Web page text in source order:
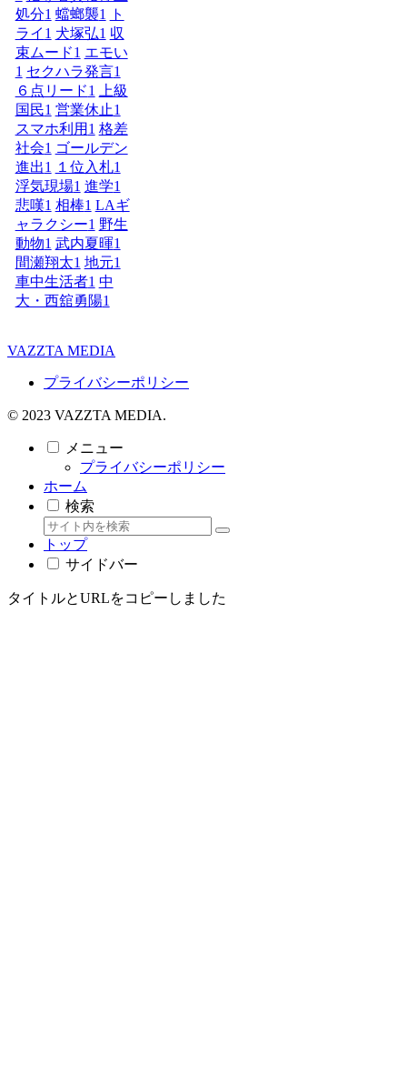
処分1 蟷螂襲1
ト
ライ 1 犬塚弘1 収
束ムード1 エモい
1 セクハラ発言1
６点リード1
上級
国民1 営業休止1
スマホ利用 1 格差
社会1 ゴールデン
進出1 １位入札1
浮気現場1 進学1
悲嘆1 相棒1 LAギ
ャラクシー1 野生
動物1 武内夏暉1
間瀬翔太1 地元1
車中生活者1 中
大・西舘勇陽1
VAZZTA MEDIA
プライバシーポリシー
© 2023 VAZZTA MEDIA.
メニュー
プライバシーポリシー
ホーム
検索
トップ
サイドバー
タイトルとURLをコピーしました